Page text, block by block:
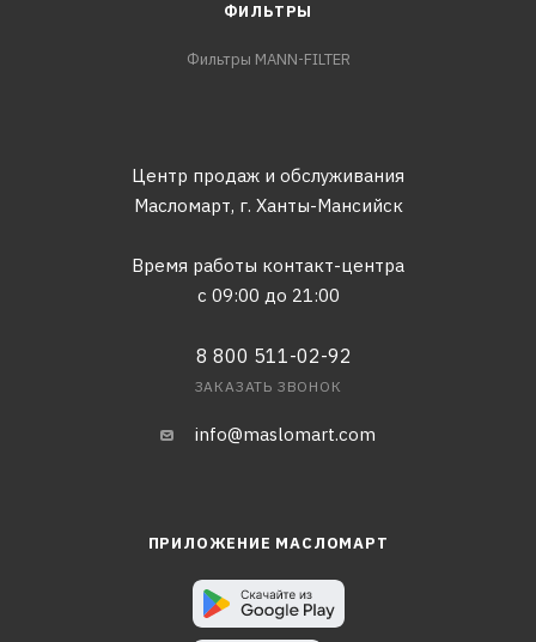
ФИЛЬТРЫ
Фильтры MANN-FILTER
Центр продаж и обслуживания
Масломарт, г. Ханты-Мансийск
Время работы контакт-центра
с 09:00 до 21:00
8 800 511-02-92
ЗАКАЗАТЬ ЗВОНОК
info@maslomart.com
ПРИЛОЖЕНИЕ МАСЛОМАРТ